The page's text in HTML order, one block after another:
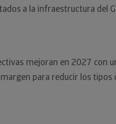
a la infraestructura del
mejoran en 2027 con
para reducir los tipos